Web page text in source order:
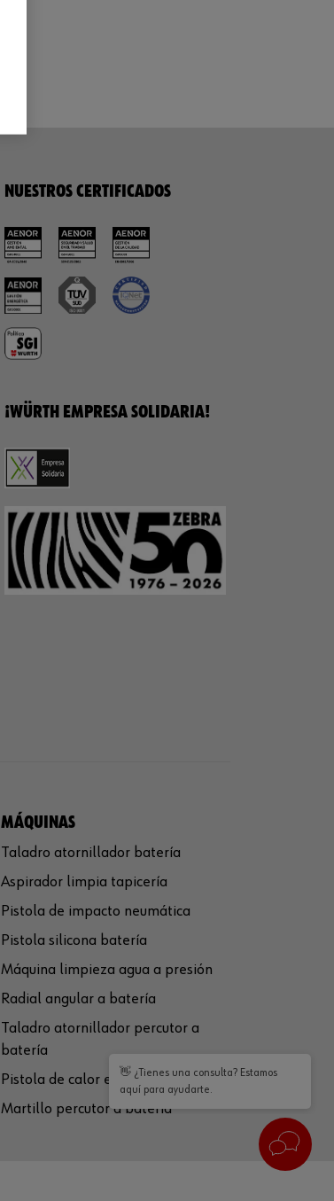
NUESTROS CERTIFICADOS
¡WÜRTH EMPRESA SOLIDARIA!
MÁQUINAS
Taladro atornillador batería
Aspirador limpia tapicería
Pistola de impacto neumática
Pistola silicona batería
Máquina limpieza agua a presión
Radial angular a batería
Taladro atornillador percutor a
batería
Pistola de calor eléctrica
Martillo percutor a batería
👋 ¿Tienes una consulta? Estamos
aquí para ayudarte.